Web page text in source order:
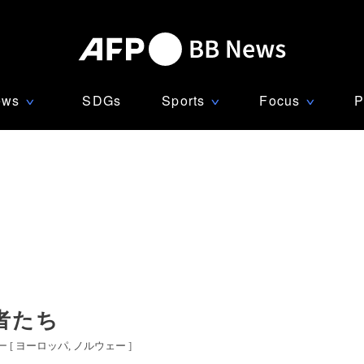
∨ SDGs Sports ∨ Focus ∨
たち
[ ヨーロッパ ノルウェー ]